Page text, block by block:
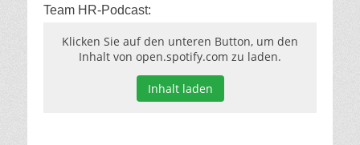
Team HR-Podcast:
Klicken Sie auf den unteren Button, um den
Inhalt von open.spotify.com zu laden.
Inhalt laden